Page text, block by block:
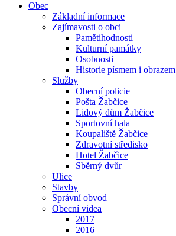
Obec
Základní informace
Zajímavosti o obci
Pamětihodnosti
Kulturní památky
Osobnosti
Historie písmem i obrazem
Služby
Obecní policie
Pošta Žabčice
Lidový dům Žabčice
Sportovní hala
Koupaliště Žabčice
Zdravotní středisko
Hotel Žabčice
Sběrný dvůr
Ulice
Stavby
Správní obvod
Obecní videa
2017
2016